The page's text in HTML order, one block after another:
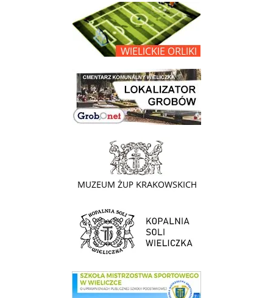
link do opisu projektu Wielickie Orliki
link do lokalizatora grobów na wielickim cmentarzu - grobnet
link do strony - Muzeum Żup Krakowskich Wieliczka
link do strony Kopalni Soli Wieliczka
link do SMS Wieliczka